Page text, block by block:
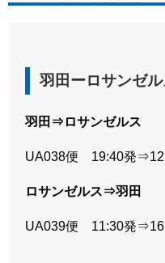
羽田ーロサンゼ
羽田⇒ロサンゼルス
UA038便 19:40発
ロサンゼルス⇒羽田
UA039便 11:30発